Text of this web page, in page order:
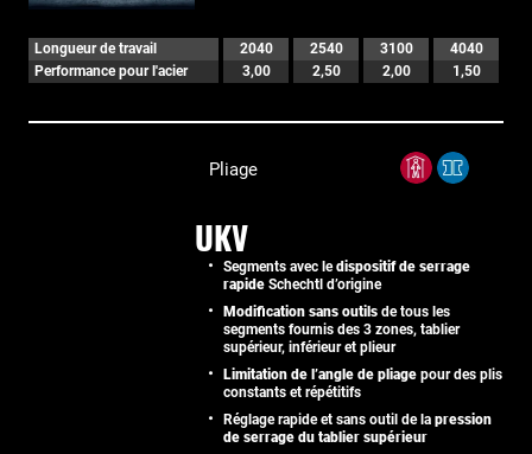
Longueur de travail 2040 2540 3100
4040
Performance pour l'acier
3,00 2,50 2,00 1,50
Pliage
UKV
Segments avec ledispositif de serrage
rapide Schechtl d’origine
Modification sans outils de tous les
segments fournis des 3 zones, tablier
supérieur, inférieur et plieur
Limitation de l’angle de pliage pour des plis
constants et répétitifs
Réglage rapide et sans outil de la pression
de serrage du tablier supérieur